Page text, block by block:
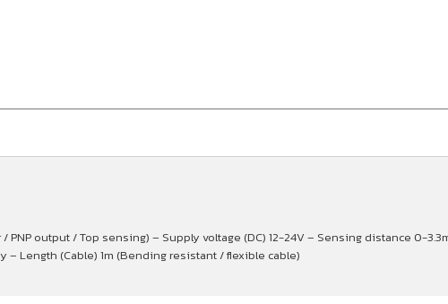
output / Top sensing) – Supply voltage (DC) 12-24V – Sensing distance 0-
Length (Cable) 1m (Bending resistant / flexible cable)